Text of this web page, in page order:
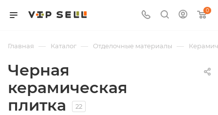
0
Главная — Каталог — Отделочные материалы —
Черная
керамическая
плитка
22